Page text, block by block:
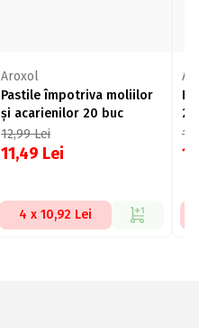
Aroxol
Pastile împotriva moliilor
și acarienilor 20 buc
12,99Lei
11,49 Lei
4 x 10,92 Lei
2